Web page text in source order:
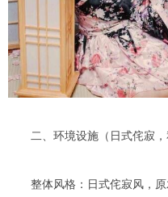
二、环境设施（日式侘寂，
整体风格：日式侘寂风，原